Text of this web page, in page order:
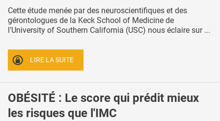
Cette étude menée par des neuroscientifiques et des
gérontologues de la Keck School of Medicine de
l'University of Southern California (USC) nous éclaire sur ...
LIRE LA SUITE
OBÉSITÉ : Le score qui prédit mieux
les risques que l'IMC